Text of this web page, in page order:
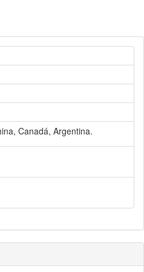
Canadá, Argentina.